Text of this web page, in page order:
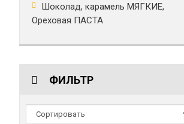
Шоколад, карамель МЯГКИЕ,
Ореховая ПАСТА
ФИЛЬТР